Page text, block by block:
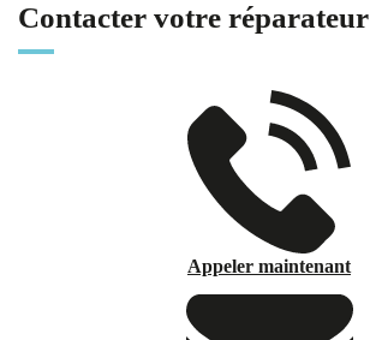
Contacter votre réparateur
Appeler maintenant